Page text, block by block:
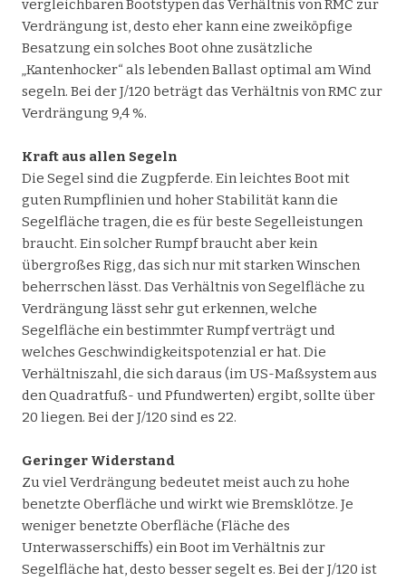
vergleichbaren Bootstypen das Verhältnis von RMC zur
Verdrängung ist, desto eher kann eine zweiköpfige
Besatzung ein solches Boot ohne zusätzliche
„Kantenhocker“ als lebenden Ballast optimal am Wind
segeln. Bei der J/120 beträgt das Verhältnis von RMC zur
Verdrängung 9,4 %.
Kraft aus allen Segeln
Die Segel sind die Zugpferde. Ein leichtes Boot mit
guten Rumpflinien und hoher Stabilität kann die
Segelfläche tragen, die es für beste Segelleistungen
braucht. Ein solcher Rumpf braucht aber kein
übergroßes Rigg, das sich nur mit starken Winschen
beherrschen lässt. Das Verhältnis von Segelfläche zu
Verdrängung lässt sehr gut erkennen, welche
Segelfläche ein bestimmter Rumpf verträgt und
welches Geschwindigkeitspotenzial er hat. Die
Verhältniszahl, die sich daraus (im US-Maßsystem aus
den Quadratfuß- und Pfundwerten) ergibt, sollte über
20 liegen. Bei der J/120 sind es 22.
Geringer Widerstand
Zu viel Verdrängung bedeutet meist auch zu hohe
benetzte Oberfläche und wirkt wie Bremsklötze. Je
weniger benetzte Oberfläche (Fläche des
Unterwasserschiffs) ein Boot im Verhältnis zur
Segelfläche hat, desto besser segelt es. Bei der J/120 ist